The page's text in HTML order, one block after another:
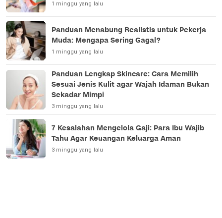
1 minggu yang lalu
Panduan Menabung Realistis untuk Pekerja
Muda: Mengapa Sering Gagal?
1 minggu yang lalu
Panduan Lengkap Skincare: Cara Memilih
Sesuai Jenis Kulit agar Wajah Idaman Bukan
Sekadar Mimpi
3 minggu yang lalu
7 Kesalahan Mengelola Gaji: Para Ibu Wajib
Tahu Agar Keuangan Keluarga Aman
3 minggu yang lalu